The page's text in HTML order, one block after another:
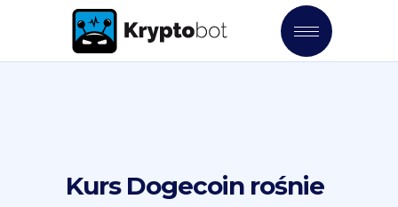
Kurs Dogecoin rośnie